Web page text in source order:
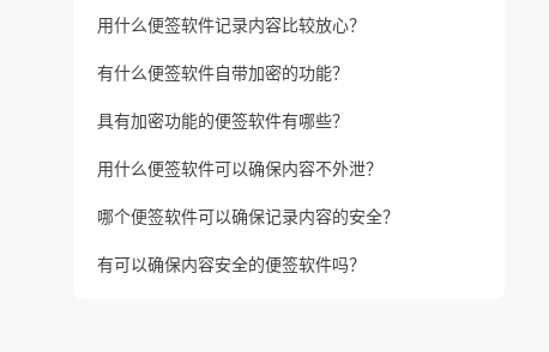
用什么便签软件记录内容比较放心？
有什么便签软件自带加密的功能？
具有加密功能的便签软件有哪些？
用什么便签软件可以确保内容不外泄？
哪个便签软件可以确保记录内容的安全？
有可以确保内容安全的便签软件吗？